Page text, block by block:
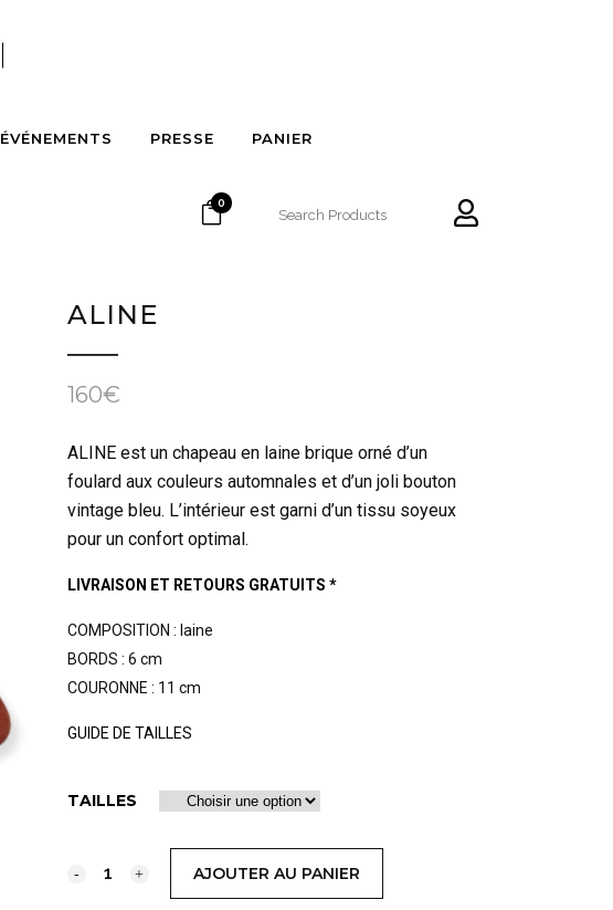
ÉVÉNEMENTS PRESSE PANIER
0
ALINE
160€
ALINE est un chapeau en laine brique orné d’un
foulard aux couleurs automnales et d’un joli bouton
vintage bleu. L’intérieur est garni d’un tissu soyeux
pour un confort optimal.
LIVRAISON ET RETOURS GRATUITS *
COMPOSITION : laine
BORDS : 6 cm
COURONNE : 11 cm
GUIDE DE TAILLES
TAILLES
AJOUTER AU PANIER